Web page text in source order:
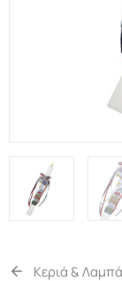
Κεριά &